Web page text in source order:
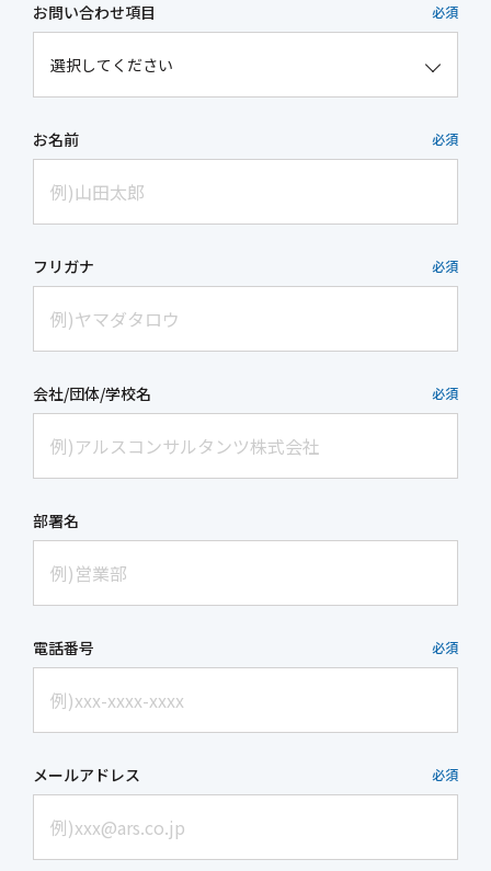
社会基盤整備事業
防災マネジメント事業
お問い合わせ項目 必須
お名前 必須
フリガナ 必須
会社/団体/学校名 必須
部署名
電話番号 必須
メールアドレス 必須